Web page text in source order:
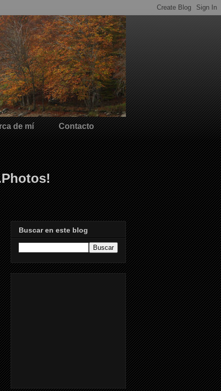
de mí Contacto
Buscar en este blog